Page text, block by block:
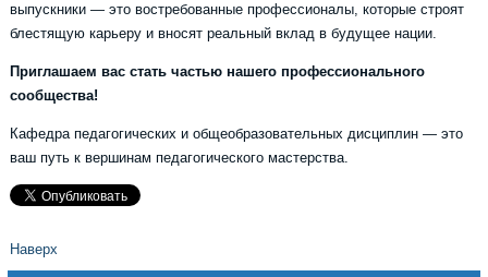
выпускники — это востребованные профессионалы, которые строят
блестящую карьеру и вносят реальный вклад в будущее нации.
Приглашаем вас стать частью нашего профессионального
сообщества!
Кафедра педагогических и общеобразовательных дисциплин — это
ваш путь к вершинам педагогического мастерства.
Наверх